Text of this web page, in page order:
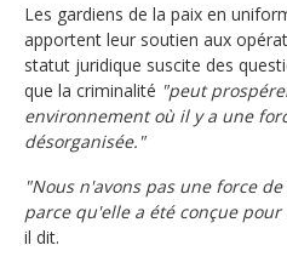
Les gardiens de la paix en
apportent leur soutien aux
statut juridique suscite des
que la criminalité "peut
environnement où il y a une
désorganisée."
"Nous n'avons pas une force
parce qu'elle a été conçue
il dit.